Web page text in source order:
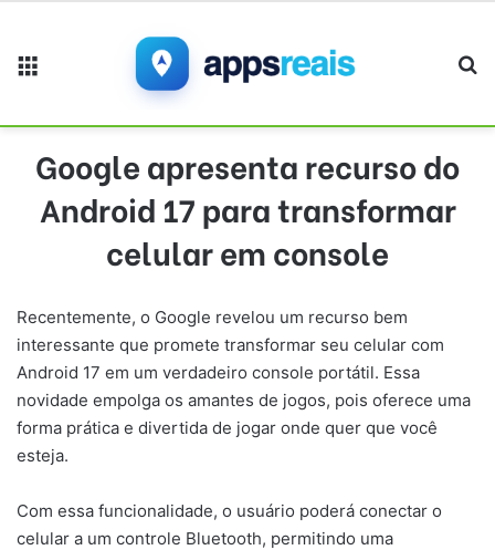
Google apresenta recurso do
Android 17 para transformar
celular em console
Recentemente, o Google revelou um recurso bem
interessante que promete transformar seu celular com
Android 17 em um verdadeiro console portátil. Essa
novidade empolga os amantes de jogos, pois oferece uma
forma prática e divertida de jogar onde quer que você
esteja.
Com essa funcionalidade, o usuário poderá conectar o
celular a um controle Bluetooth, permitindo uma